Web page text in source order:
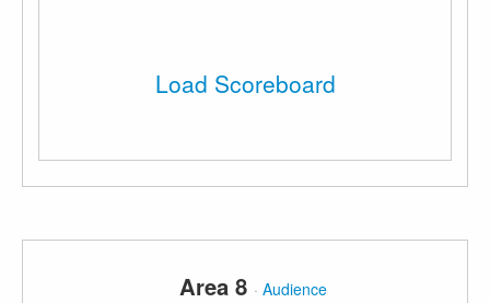
Load Scoreboard
Area 8 ·Audience